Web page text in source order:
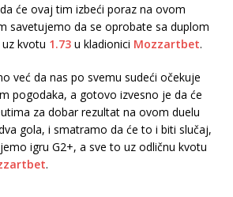
će ovaj tim izbeći poraz na ovom
savetujemo da se oprobate sa duplom
kvotu 1.73 u kladionici Mozzartbet.
već da nas po svemu sudeći očekuje
pogodaka, a gotovo izvesno je da će
za dobar rezultat na ovom duelu
gola, i smatramo da će to i biti slučaj,
igru G2+, a sve to uz odličnu kvotu
.